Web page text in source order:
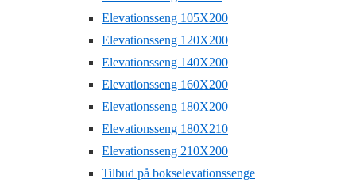
Elevationsseng 105X200
Elevationsseng 120X200
Elevationsseng 140X200
Elevationsseng 160X200
Elevationsseng 180X200
Elevationsseng 180X210
Elevationsseng 210X200
Tilbud på bokselevationssenge